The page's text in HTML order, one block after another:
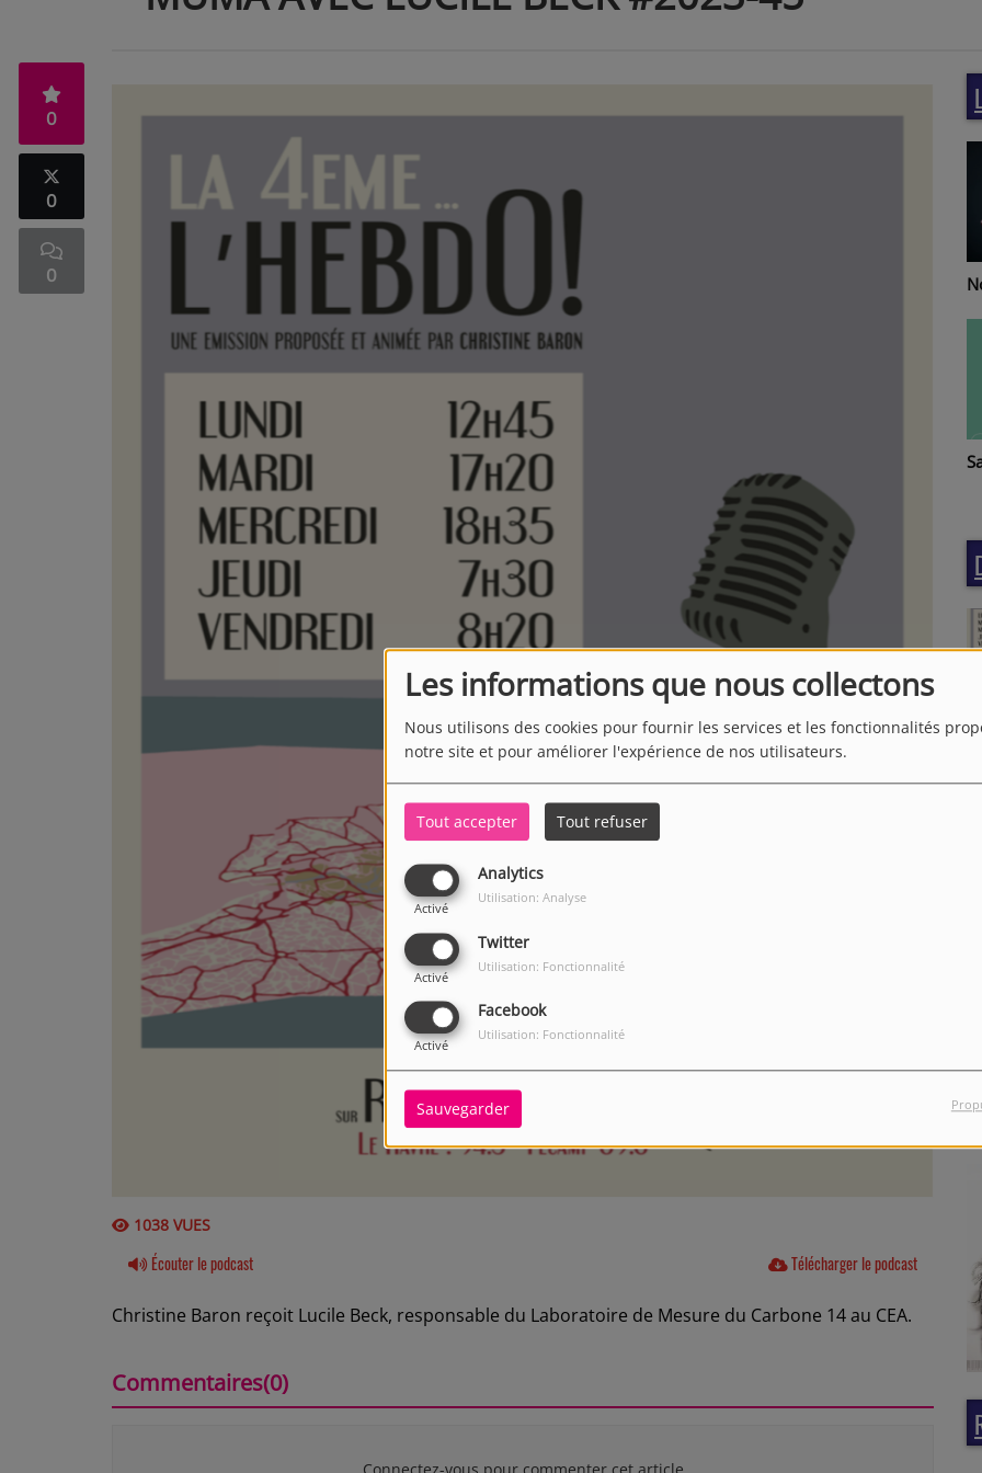
Les informations que nous collectons
Nous utilisons des cookies pour fournir les services et les fonctionnalités
notre site et pour améliorer l'expérience de nos utilisateurs.
Tout accepter Tout refuser
Analytics
Activé
Utilisation: Analyse
Twitter
Activé
Utilisation: Fonctionnalité
Facebook
Activé
Utilisation: Fonctionnalité
Sauvegarder
0
0
0
1038 VUES
Écouter le podcast Télécharger le podcast
Christine Baron reçoit Lucile Beck, responsable du Laboratoire de Mesure du Carbone 14 au CEA.
Commentaires(0)